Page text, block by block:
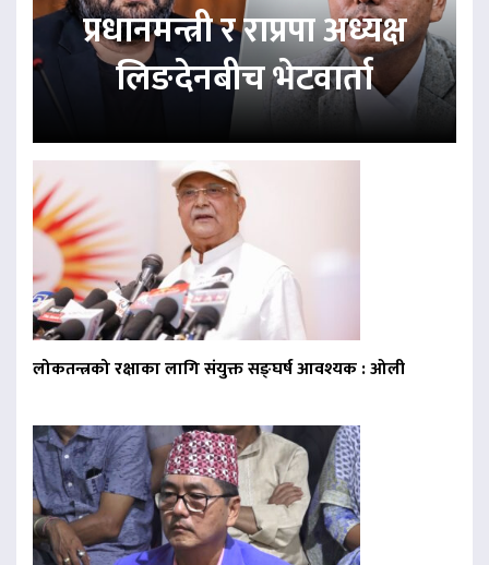
प्रधानमन्त्री र राप्रपा अध्यक्ष
लिङदेनबीच भेटवार्ता
लोकतन्त्रको रक्षाका लागि संयुक्त सङ्घर्ष आवश्यक : ओली